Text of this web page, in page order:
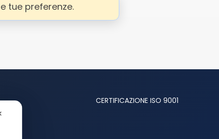
tue preferenze.
CERTIFICAZIONE ISO 9001